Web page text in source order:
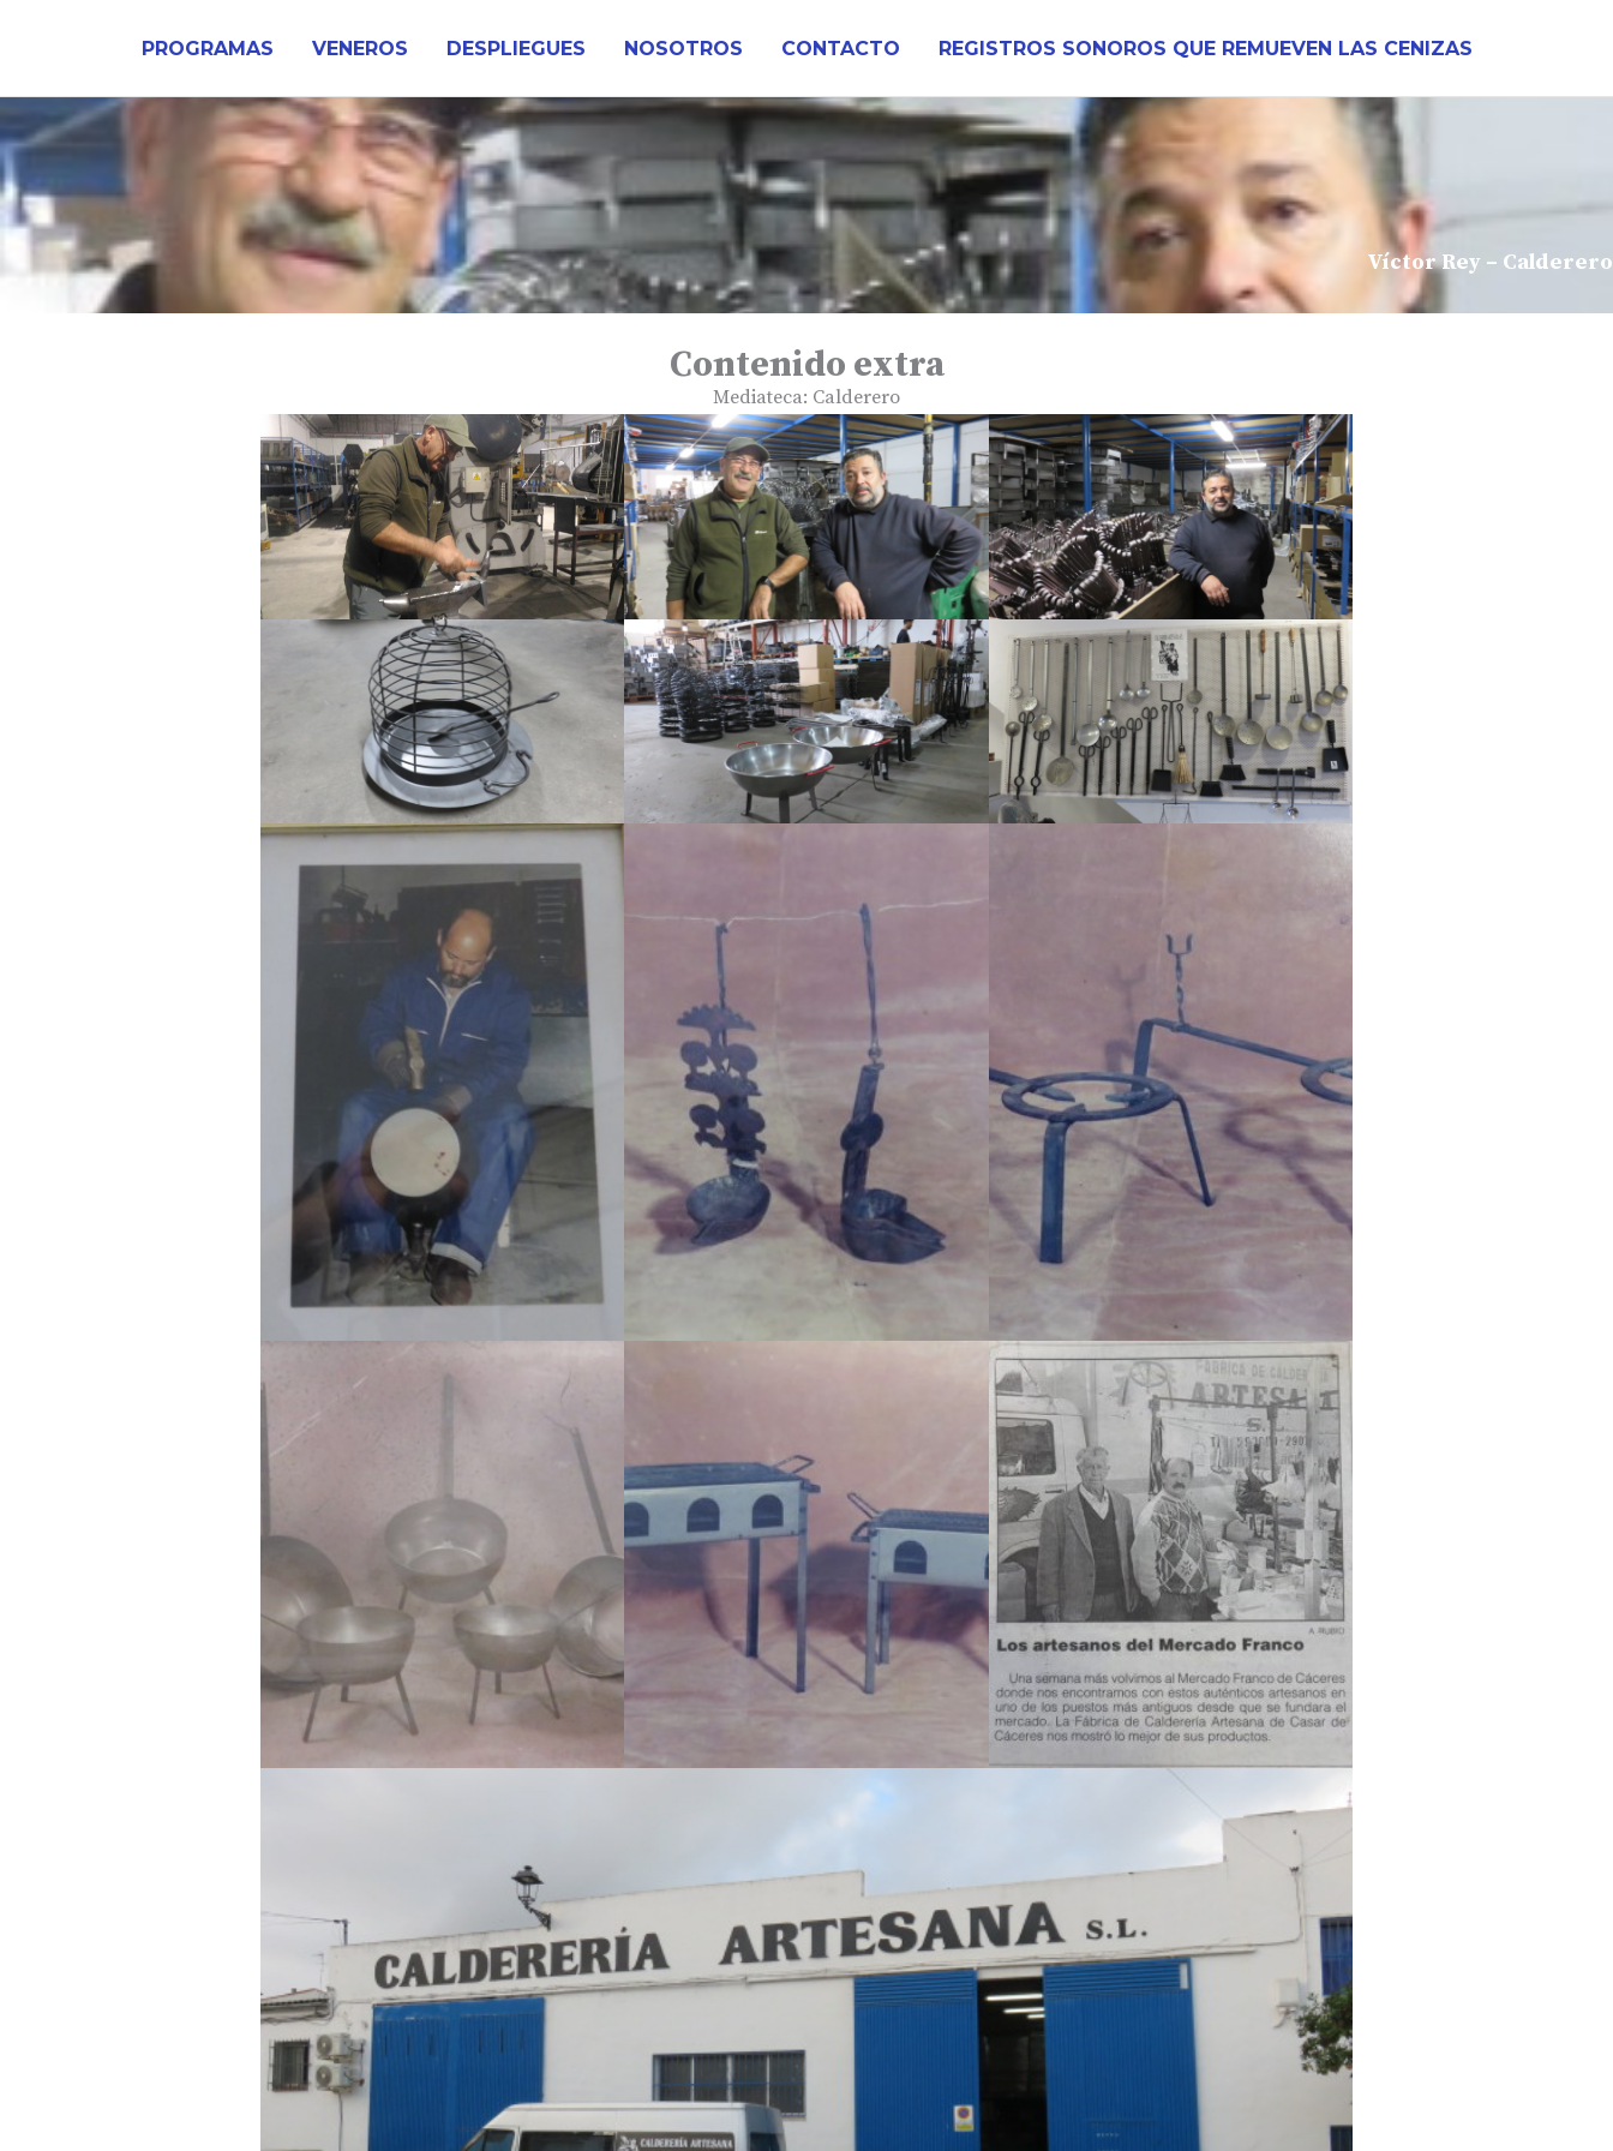
PROGRAMAS VENEROS DESPLIEGUES NOSOTROS CONTACTO REGISTROS SONOROS QUE REMUEVEN LAS CENIZAS
Víctor Rey – Calderero
Contenido extra
Mediateca: Calderero